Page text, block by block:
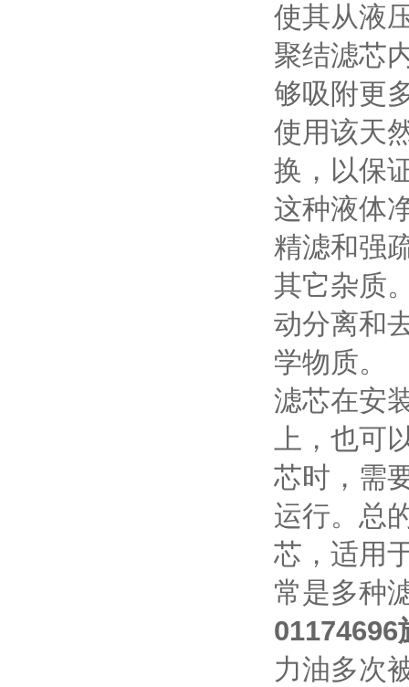
使其从液
聚结滤芯
够吸附更
使用该天
换，以保
这种液体
精滤和强
其它杂质
动分离和
学物质。
滤芯在安
上，也可
芯时，需
运行。总
芯，适用
常是多种
01174696
力油多次